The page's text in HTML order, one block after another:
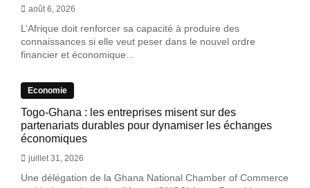
août 6, 2026
L’Afrique doit renforcer sa capacité à produire des
connaissances si elle veut peser dans le nouvel ordre
financier et économique...
Economie
Togo-Ghana : les entreprises misent sur des
partenariats durables pour dynamiser les échanges
économiques
juillet 31, 2026
Une délégation de la Ghana National Chamber of Commerce